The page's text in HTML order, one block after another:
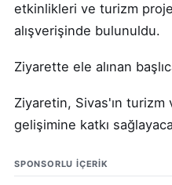
etkinlikleri ve turizm
alışverişinde bulunuldu.
Ziyarette ele alınan
Ziyaretin, Sivas'ın turizm
gelişimine katkı
SPONSORLU IÇERIK